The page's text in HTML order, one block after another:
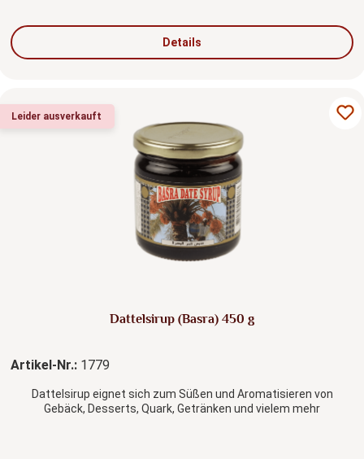
Details
Leider ausverkauft
Dattelsirup (Basra) 450 g
Artikel-Nr.: 1779
Dattelsirup eignet sich zum Süßen und Aromatisieren von
Gebäck, Desserts, Quark, Getränken und vielem mehr